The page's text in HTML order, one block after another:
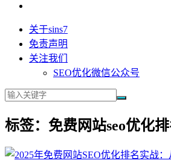
关于sins7
免责声明
关注我们
SEO优化微信公众号
标签：免费网站seo优化